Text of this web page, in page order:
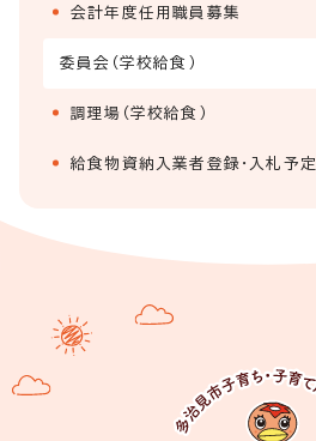
会計年度任用職員募集
委員会（学校給食）
調理場（学校給食）
給食物資納入業者登録・入札予定